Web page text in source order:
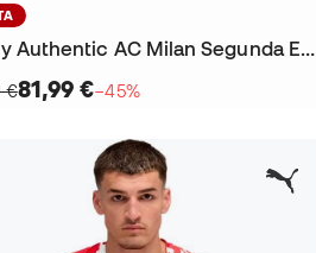
Jersey Authentic AC Milan Segunda Equipación 2025-2026
€81,99 €−45%